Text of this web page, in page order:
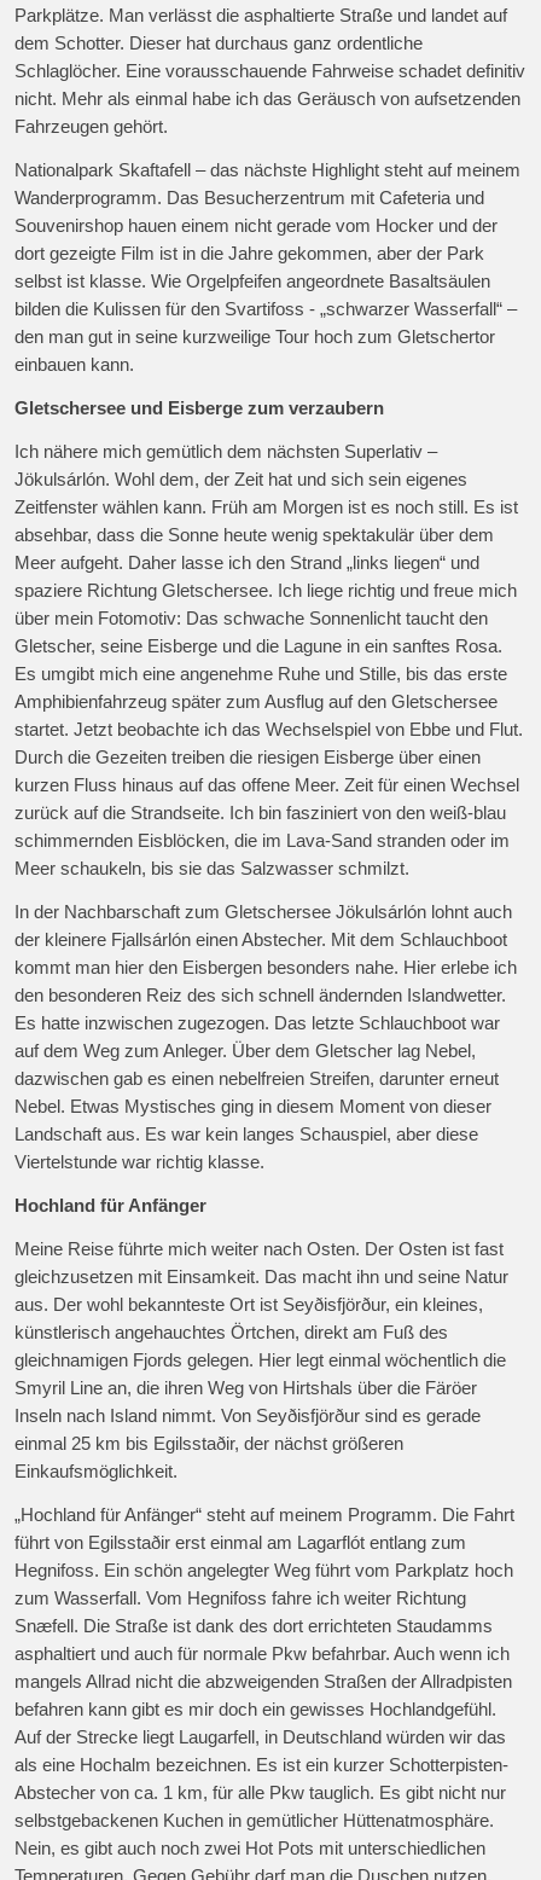
Parkplätze. Man verlässt die asphaltierte Straße und landet auf
dem Schotter. Dieser hat durchaus ganz ordentliche
Schlaglöcher. Eine vorausschauende Fahrweise schadet definitiv
nicht. Mehr als einmal habe ich das Geräusch von aufsetzenden
Fahrzeugen gehört.
Nationalpark Skaftafell – das nächste Highlight steht auf meinem
Wanderprogramm. Das Besucherzentrum mit Cafeteria und
Souvenirshop hauen einem nicht gerade vom Hocker und der
dort gezeigte Film ist in die Jahre gekommen, aber der Park
selbst ist klasse. Wie Orgelpfeifen angeordnete Basaltsäulen
bilden die Kulissen für den Svartifoss - „schwarzer Wasserfall“ –
den man gut in seine kurzweilige Tour hoch zum Gletschertor
einbauen kann.
Gletschersee und Eisberge zum verzaubern
Ich nähere mich gemütlich dem nächsten Superlativ –
Jökulsárlón. Wohl dem, der Zeit hat und sich sein eigenes
Zeitfenster wählen kann. Früh am Morgen ist es noch still. Es ist
absehbar, dass die Sonne heute wenig spektakulär über dem
Meer aufgeht. Daher lasse ich den Strand „links liegen“ und
spaziere Richtung Gletschersee. Ich liege richtig und freue mich
über mein Fotomotiv: Das schwache Sonnenlicht taucht den
Gletscher, seine Eisberge und die Lagune in ein sanftes Rosa.
Es umgibt mich eine angenehme Ruhe und Stille, bis das erste
Amphibienfahrzeug später zum Ausflug auf den Gletschersee
startet. Jetzt beobachte ich das Wechselspiel von Ebbe und Flut.
Durch die Gezeiten treiben die riesigen Eisberge über einen
kurzen Fluss hinaus auf das offene Meer. Zeit für einen Wechsel
zurück auf die Strandseite. Ich bin fasziniert von den weiß-blau
schimmernden Eisblöcken, die im Lava-Sand stranden oder im
Meer schaukeln, bis sie das Salzwasser schmilzt.
In der Nachbarschaft zum Gletschersee Jökulsárlón lohnt auch
der kleinere Fjallsárlón einen Abstecher. Mit dem Schlauchboot
kommt man hier den Eisbergen besonders nahe. Hier erlebe ich
den besonderen Reiz des sich schnell ändernden Islandwetter.
Es hatte inzwischen zugezogen. Das letzte Schlauchboot war
auf dem Weg zum Anleger. Über dem Gletscher lag Nebel,
dazwischen gab es einen nebelfreien Streifen, darunter erneut
Nebel. Etwas Mystisches ging in diesem Moment von dieser
Landschaft aus. Es war kein langes Schauspiel, aber diese
Viertelstunde war richtig klasse.
Hochland für Anfänger
Meine Reise führte mich weiter nach Osten. Der Osten ist fast
gleichzusetzen mit Einsamkeit. Das macht ihn und seine Natur
aus. Der wohl bekannteste Ort ist Seyðisfjörður, ein kleines,
künstlerisch angehauchtes Örtchen, direkt am Fuß des
gleichnamigen Fjords gelegen. Hier legt einmal wöchentlich die
Smyril Line an, die ihren Weg von Hirtshals über die Färöer
Inseln nach Island nimmt. Von Seyðisfjörður sind es gerade
einmal 25 km bis Egilsstaðir, der nächst größeren
Einkaufsmöglichkeit.
„Hochland für Anfänger“ steht auf meinem Programm. Die Fahrt
führt von Egilsstaðir erst einmal am Lagarflót entlang zum
Hegnifoss. Ein schön angelegter Weg führt vom Parkplatz hoch
zum Wasserfall. Vom Hegnifoss fahre ich weiter Richtung
Snæfell. Die Straße ist dank des dort errichteten Staudamms
asphaltiert und auch für normale Pkw befahrbar. Auch wenn ich
mangels Allrad nicht die abzweigenden Straßen der Allradpisten
befahren kann gibt es mir doch ein gewisses Hochlandgefühl.
Auf der Strecke liegt Laugarfell, in Deutschland würden wir das
als eine Hochalm bezeichnen. Es ist ein kurzer Schotterpisten-
Abstecher von ca. 1 km, für alle Pkw tauglich. Es gibt nicht nur
selbstgebackenen Kuchen in gemütlicher Hüttenatmosphäre.
Nein, es gibt auch noch zwei Hot Pots mit unterschiedlichen